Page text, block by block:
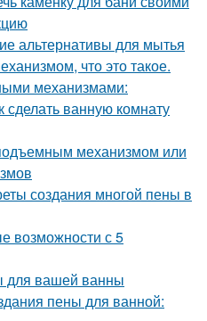
альтернативы для мытья
что это такое.
механизмами:
ванную комнату
механизмом или
создания многой пены в
возможности с 5
для вашей ванны
пены для ванной: